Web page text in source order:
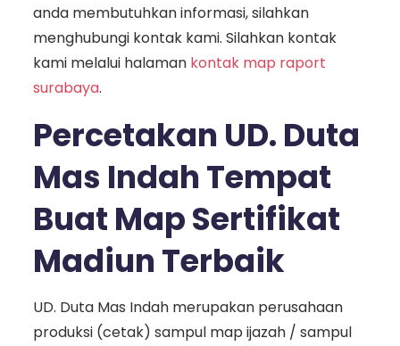
anda membutuhkan informasi, silahkan
menghubungi kontak kami. Silahkan kontak
kami melalui halaman kontak map raport
surabaya.
Percetakan UD. Duta
Mas Indah Tempat
Buat Map Sertifikat
Madiun Terbaik
UD. Duta Mas Indah merupakan perusahaan
produksi (cetak) sampul map ijazah / sampul